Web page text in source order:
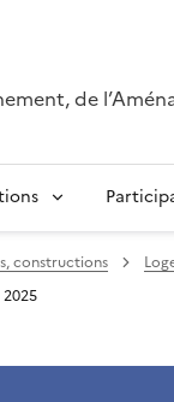
de
constructions